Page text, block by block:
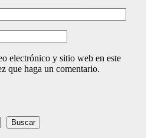
electrónico y sitio web en este
que haga un comentario.
Buscar